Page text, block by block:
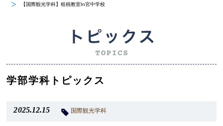
【国際観光学科】租税教室In宮中学校
学部学科トピックス
2025.12.15 国際観光学科